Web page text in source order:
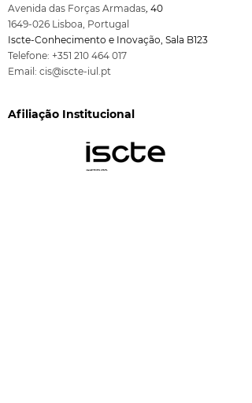
Avenida das Forças Armadas, 40
1649-026 Lisboa, Portugal
Iscte-Conhecimento e Inovação, Sala B123
Telefone: +351 210 464 017
Email: cis@iscte-iul.pt
Afiliação Institucional